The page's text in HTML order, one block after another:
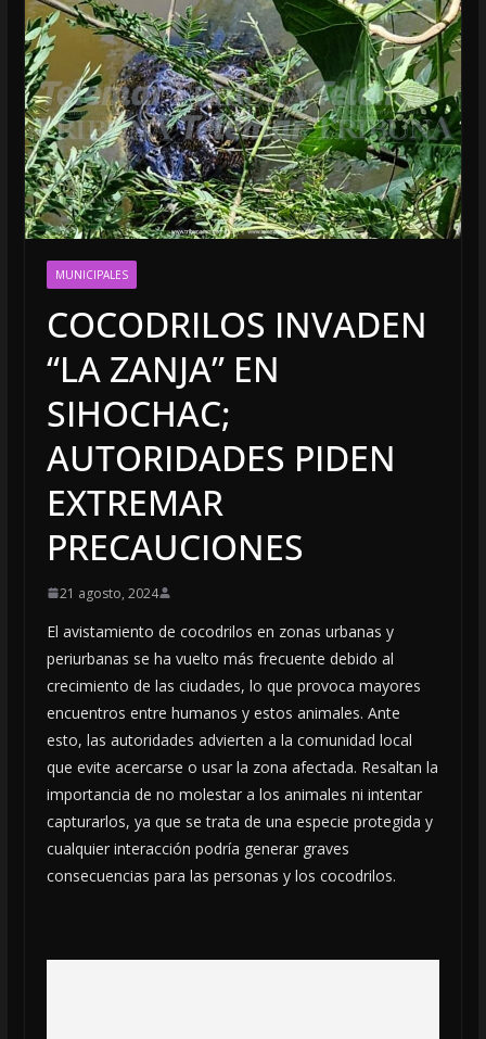
MUNICIPALES
COCODRILOS INVADEN
“LA ZANJA” EN
SIHOCHAC;
AUTORIDADES PIDEN
EXTREMAR
PRECAUCIONES
21 agosto, 2024
El avistamiento de cocodrilos en zonas urbanas y
periurbanas se ha vuelto más frecuente debido al
crecimiento de las ciudades, lo que provoca mayores
encuentros entre humanos y estos animales. Ante
esto, las autoridades advierten a la comunidad local
que evite acercarse o usar la zona afectada. Resaltan la
importancia de no molestar a los animales ni intentar
capturarlos, ya que se trata de una especie protegida y
cualquier interacción podría generar graves
consecuencias para las personas y los cocodrilos.